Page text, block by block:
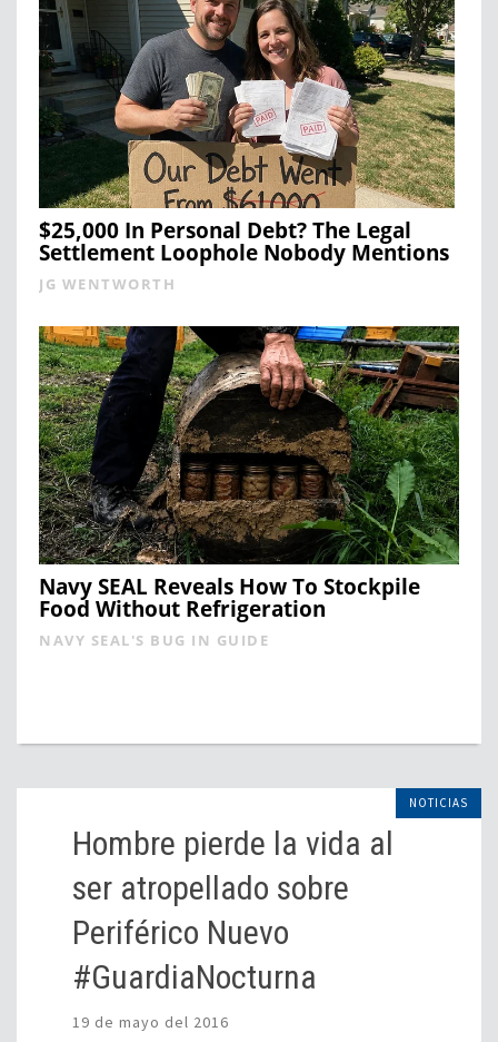
$25,000 In Personal Debt? The Legal
Settlement Loophole Nobody Mentions
JG WENTWORTH
Navy SEAL Reveals How To Stockpile
Food Without Refrigeration
NAVY SEAL'S BUG IN GUIDE
NOTICIAS
Hombre pierde la vida al
ser atropellado sobre
Periférico Nuevo
#GuardiaNocturna
19 de mayo del 2016